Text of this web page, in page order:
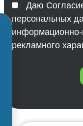
Даю
персональных
информационно-
рекламного